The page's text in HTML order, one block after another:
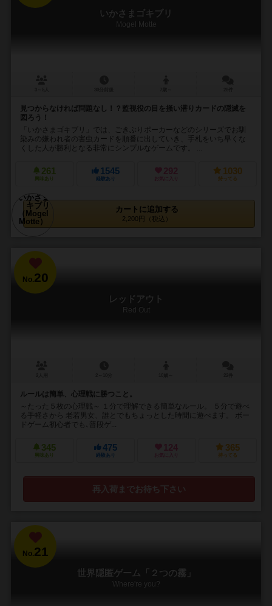
いかさまゴキブリ
Mogel Motte
見つからなければ問題なし！？監視役の目を掻い潜りカードの隠滅を
図ろう！
「いかさまゴキブリ」では、ごきぶりポーカーなどのシリーズでお馴
染みの嫌われ者の害虫カードを順番に出していき、手札をいち早くな
くした人が勝利となる非常にシンプルなゲームです。 ...
261
興味あり
1545
経験あり
292
お気に入り
1030
持ってる
カートに追加する
2,200円（税込）
No.20
レッドアウト
Red Out
ルールは簡単、心理戦に勝つこと。
～たった５枚の心理戦～ １分で理解できる簡単なルール。 ５分で遊べ
る手軽さから 老若男女、誰とでもちょっとした時間に遊べます。 ボー
ドゲーム初心者でも､普段ゲ...
345
興味あり
475
経験あり
124
お気に入り
365
持ってる
再入荷までお待ち下さい
No.21
世界隠匿ゲーム「２つの霧」
Where're you?